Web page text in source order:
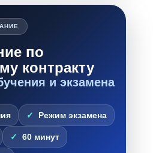
по
контракту
и экзамена
Режим экзамена
60 минут